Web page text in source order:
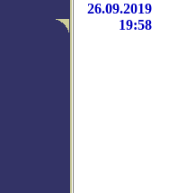
26.09.2019
19:58